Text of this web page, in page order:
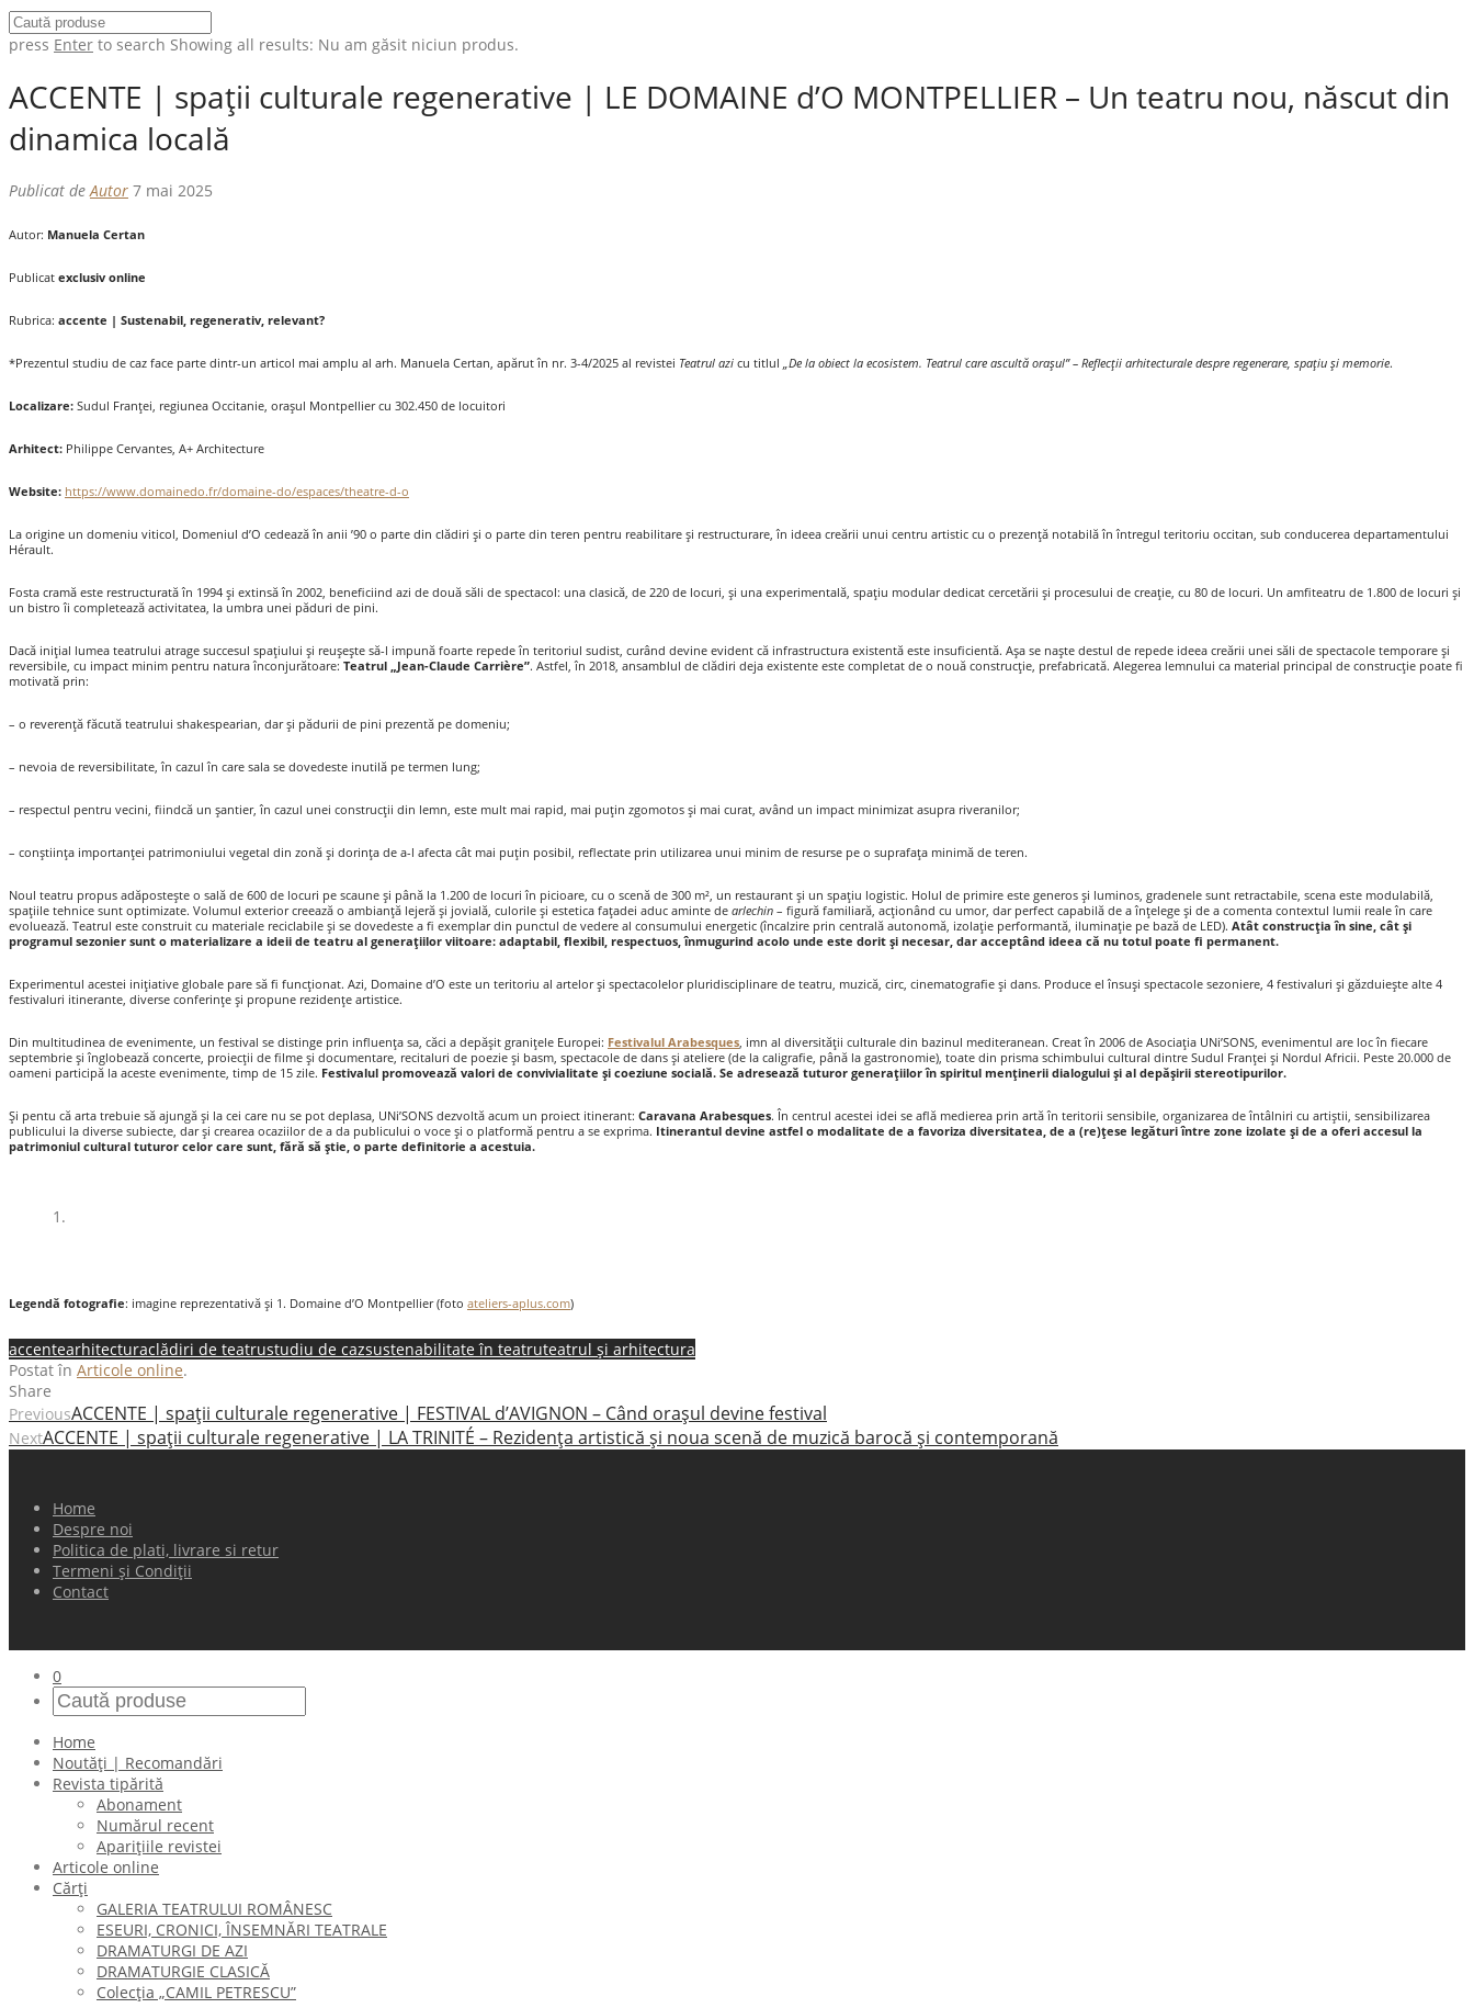
press Enter to search Showing all results: Nu am găsit niciun produs.
ACCENTE | spații culturale regenerative | LE DOMAINE d’O MONTPELLIER – Un teatru nou, născut din
dinamica locală
Publicat de Autor 7 mai 2025
Autor: Manuela Certan
Publicat exclusiv online
Rubrica: accente | Sustenabil, regenerativ, relevant?
*Prezentul studiu de caz face parte dintr-un articol mai amplu al arh. Manuela Certan, apărut în nr. 3-4/2025 al revistei Teatrul azi cu titlul „De la obiect la ecosistem. Teatrul care ascultă orașul” – Reflecții arhitecturale despre regenerare, spațiu și memorie.
Localizare: Sudul Franţei, regiunea Occitanie, oraşul Montpellier cu 302.450 de locuitori
Arhitect: Philippe Cervantes, A+ Architecture
Website: https://www.domainedo.fr/domaine-do/espaces/theatre-d-o
La origine un domeniu viticol, Domeniul d’O cedează în anii ’90 o parte din clădiri și o parte din teren pentru reabilitare şi restructurare, în ideea creării unui centru artistic cu o prezență notabilă în întregul teritoriu occitan, sub conducerea departamentului
Hérault.
Fosta cramă este restructurată în 1994 şi extinsă în 2002, beneficiind azi de două săli de spectacol: una clasică, de 220 de locuri, şi una experimentală, spaţiu modular dedicat cercetării şi procesului de creație, cu 80 de locuri. Un amfiteatru de 1.800 de locuri şi
un bistro îi completează activitatea, la umbra unei păduri de pini.
Dacă inițial lumea teatrului atrage succesul spaţiului şi reuşeşte să-l impună foarte repede în teritoriul sudist, curând devine evident că infrastructura existentă este insuficientă. Aşa se naşte destul de repede ideea creării unei săli de spectacole temporare şi
reversibile, cu impact minim pentru natura înconjurătoare: Teatrul „Jean-Claude Carrière”. Astfel, în 2018, ansamblul de clădiri deja existente este completat de o nouă construcţie, prefabricată. Alegerea lemnului ca material principal de construcţie poate fi
motivată prin:
– o reverență făcută teatrului shakespearian, dar şi pădurii de pini prezentă pe domeniu;
– nevoia de reversibilitate, în cazul în care sala se dovedeste inutilă pe termen lung;
– respectul pentru vecini, fiindcă un şantier, în cazul unei construcții din lemn, este mult mai rapid, mai puţin zgomotos şi mai curat, având un impact minimizat asupra riveranilor;
– conştiința importanței patrimoniului vegetal din zonă şi dorința de a-l afecta cât mai puţin posibil, reflectate prin utilizarea unui minim de resurse pe o suprafața minimă de teren.
Noul teatru propus adăposteşte o sală de 600 de locuri pe scaune şi până la 1.200 de locuri în picioare, cu o scenă de 300 m², un restaurant şi un spațiu logistic. Holul de primire este generos şi luminos, gradenele sunt retractabile, scena este modulabilă,
spaţiile tehnice sunt optimizate. Volumul exterior creează o ambianţă lejeră şi jovială, culorile şi estetica fațadei aduc aminte de arlechin – figură familiară, acționând cu umor, dar perfect capabilă de a înțelege şi de a comenta contextul lumii reale în care
evoluează. Teatrul este construit cu materiale reciclabile şi se dovedeste a fi exemplar din punctul de vedere al consumului energetic (încalzire prin centrală autonomă, izolaţie performantă, iluminaţie pe bază de LED). Atât construcția în sine, cât şi
programul sezonier sunt o materializare a ideii de teatru al generațiilor viitoare: adaptabil, flexibil, respectuos, înmugurind acolo unde este dorit şi necesar, dar acceptând ideea că nu totul poate fi permanent.
Experimentul acestei inițiative globale pare să fi funcționat. Azi, Domaine d’O este un teritoriu al artelor şi spectacolelor pluridisciplinare de teatru, muzică, circ, cinematografie şi dans. Produce el însuşi spectacole sezoniere, 4 festivaluri şi găzduieşte alte 4
festivaluri itinerante, diverse conferințe şi propune rezidențe artistice.
Din multitudinea de evenimente, un festival se distinge prin influenţa sa, căci a depăşit granițele Europei: Festivalul Arabesques, imn al diversității culturale din bazinul mediteranean. Creat în 2006 de Asociația UNi’SONS, evenimentul are loc în fiecare
septembrie şi înglobează concerte, proiecții de filme şi documentare, recitaluri de poezie şi basm, spectacole de dans şi ateliere (de la caligrafie, până la gastronomie), toate din prisma schimbului cultural dintre Sudul Franței şi Nordul Africii. Peste 20.000 de
oameni participă la aceste evenimente, timp de 15 zile. Festivalul promovează valori de convivialitate şi coeziune socială. Se adresează tuturor generațiilor în spiritul menținerii dialogului şi al depăşirii stereotipurilor.
Şi pentu că arta trebuie să ajungă şi la cei care nu se pot deplasa, UNi’SONS dezvoltă acum un proiect itinerant: Caravana Arabesques. În centrul acestei idei se află medierea prin artă în teritorii sensibile, organizarea de întâlniri cu artiştii, sensibilizarea
publicului la diverse subiecte, dar şi crearea ocaziilor de a da publicului o voce şi o platformă pentru a se exprima. Itinerantul devine astfel o modalitate de a favoriza diversitatea, de a (re)țese legături între zone izolate şi de a oferi accesul la
patrimoniul cultural tuturor celor care sunt, fără să ştie, o parte definitorie a acestuia.
1.
Legendă fotografie: imagine reprezentativă și 1. Domaine d’O Montpellier (foto ateliers-aplus.com)
accentearhitecturaclădiri de teatrustudiu de cazsustenabilitate în teatruteatrul și arhitectura
Postat în Articole online.
Share
PreviousACCENTE | spații culturale regenerative | FESTIVAL d’AVIGNON – Când oraşul devine festival
NextACCENTE | spații culturale regenerative | LA TRINITÉ – Rezidenţa artistică şi noua scenă de muzică barocă şi contemporană
Home
Despre noi
Politica de plati, livrare si retur
Termeni și Condiții
Contact
0
Home
Noutăți | Recomandări
Revista tipărită
Abonament
Numărul recent
Aparițiile revistei
Articole online
Cărți
GALERIA TEATRULUI ROMÂNESC
ESEURI, CRONICI, ÎNSEMNĂRI TEATRALE
DRAMATURGI DE AZI
DRAMATURGIE CLASICĂ
Colecţia „CAMIL PETRESCU”